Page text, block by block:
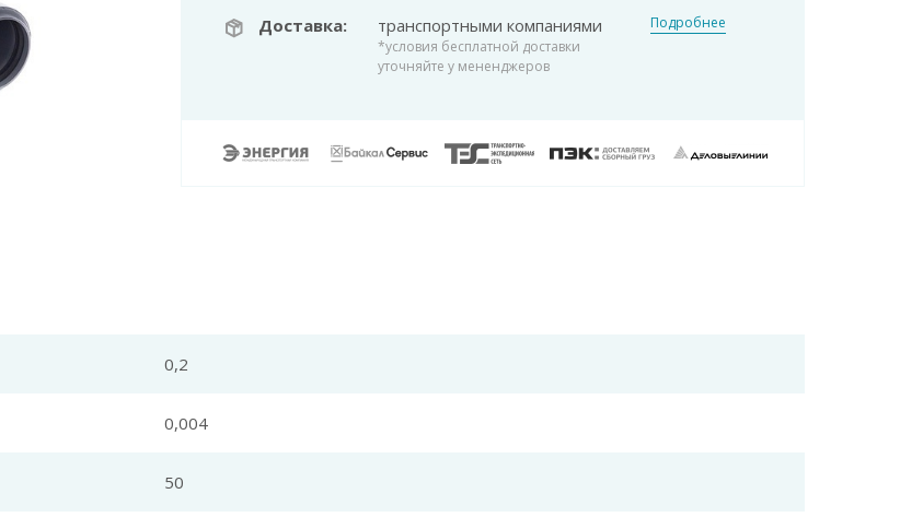
Доставка: транспортными компаниями
*условия бесплатной доставки
уточняйте у мененджеров
Подробнее
0,2
0,004
50